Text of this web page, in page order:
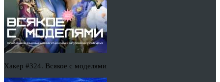
Хакер #324. Всякое с моделями